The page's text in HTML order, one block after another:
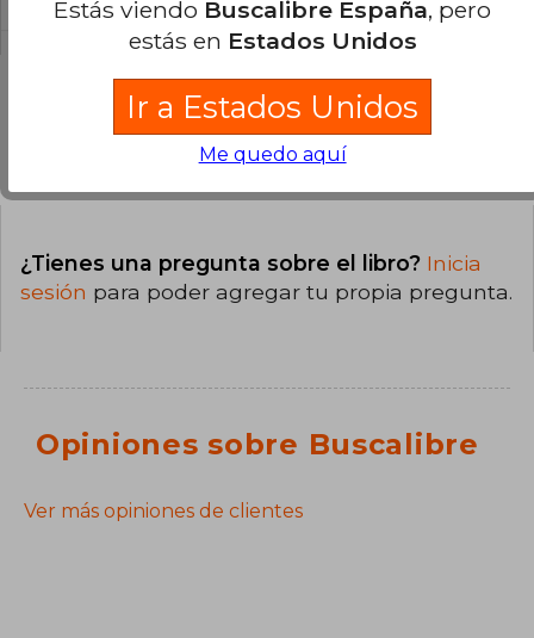
Preguntas y respuestas sobre el libro
¿Tienes una pregunta sobre el libro? Inicia
sesión para poder agregar tu propia pregunta.
Opiniones sobre Buscalibre
Ver más opiniones de clientes
Estás viendo Buscalibre España, pero
estás en Estados Unidos
Ir a Estados Unidos
Me quedo aquí